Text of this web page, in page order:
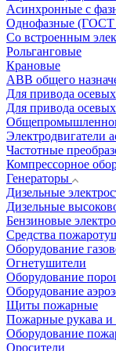
Асинхронные с
Однофазные (ГОСТ
Со встроенным
Рольганговые
Крановые
АВВ общего
Для привода
Для привода
Электродвигатели
Частотные
Компрессорное
Генераторы
Дизельные
Дизельные
Бензиновые
Средства
Оборудование
Огнетушители
Оборудование
Оборудование
Щиты пожарные
Пожарные рукава и
Оборудование
Оросители